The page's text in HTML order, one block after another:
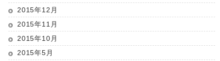
2015年12月
2015年11月
2015年10月
2015年5月